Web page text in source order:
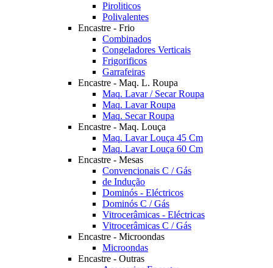
Piroliticos
Polivalentes
Encastre - Frio
Combinados
Congeladores Verticais
Frigorificos
Garrafeiras
Encastre - Maq. L. Roupa
Maq. Lavar / Secar Roupa
Maq. Lavar Roupa
Maq. Secar Roupa
Encastre - Maq. Louça
Maq. Lavar Louça 45 Cm
Maq. Lavar Louça 60 Cm
Encastre - Mesas
Convencionais C / Gás
de Indução
Dominós - Eléctricos
Dominós C / Gás
Vitrocerâmicas - Eléctricas
Vitrocerâmicas C / Gás
Encastre - Microondas
Microondas
Encastre - Outras